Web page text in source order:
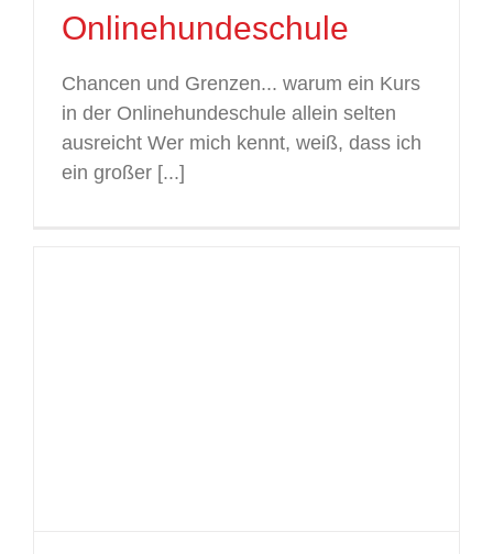
Onlinehundeschule
Chancen und Grenzen... warum ein Kurs
in der Onlinehundeschule allein selten
ausreicht Wer mich kennt, weiß, dass ich
ein großer [...]